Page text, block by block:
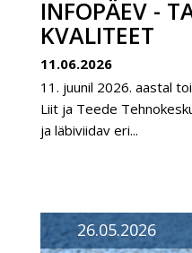
INFOPÄEV -
KVALITEET
11.06.2026
11. juunil 2026. aastal
Liit ja Teede
ja läbiviidav eri...
26.05.2026